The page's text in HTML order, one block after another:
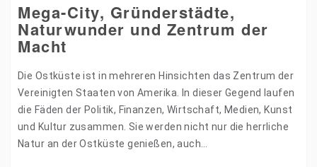
Mega-City, Gründerstädte,
Naturwunder und Zentrum der
Macht
Die Ostküste ist in mehreren Hinsichten das Zentrum der
Vereinigten Staaten von Amerika. In dieser Gegend laufen
die Fäden der Politik, Finanzen, Wirtschaft, Medien, Kunst
und Kultur zusammen. Sie werden nicht nur die herrliche
Natur an der Ostküste genießen, auch…